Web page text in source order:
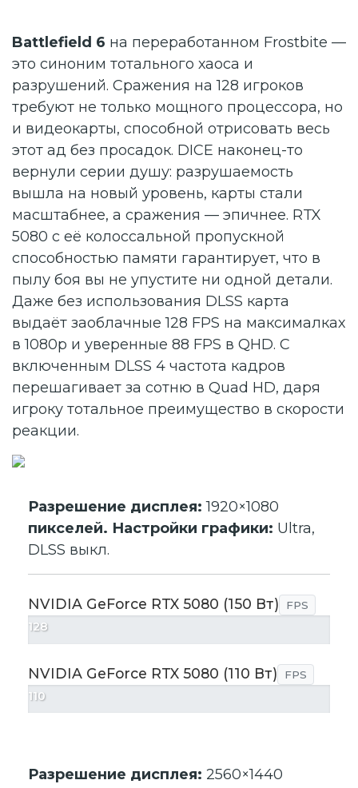
Battlefield 6 на переработанном Frostbite —
это синоним тотального хаоса и
разрушений. Сражения на 128 игроков
требуют не только мощного процессора, но
и видеокарты, способной отрисовать весь
этот ад без просадок. DICE наконец-то
вернули серии душу: разрушаемость
вышла на новый уровень, карты стали
масштабнее, а сражения — эпичнее. RTX
5080 с её колоссальной пропускной
способностью памяти гарантирует, что в
пылу боя вы не упустите ни одной детали.
Даже без использования DLSS карта
выдаёт заоблачные 128 FPS на максималках
в 1080p и уверенные 88 FPS в QHD. С
включенным DLSS 4 частота кадров
перешагивает за сотню в Quad HD, даря
игроку тотальное преимущество в скорости
реакции.
Разрешение дисплея:1920×1080
пикселей. Настройки графики: Ultra,
DLSS выкл.
NVIDIA GeForce RTX 5080 (150 Вт) FPS
128
NVIDIA GeForce RTX 5080 (110 Вт) FPS
110
Разрешение дисплея: 2560×1440